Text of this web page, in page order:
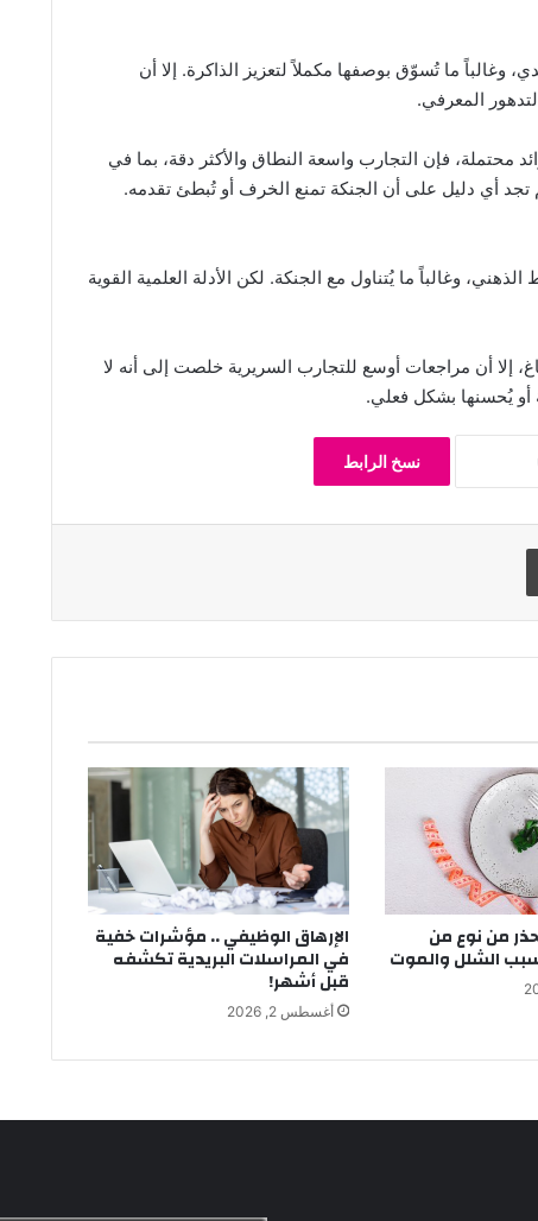
وغالباً ما تُسوّق بوصفها مكملاً لتعزيز الذاكرة. إلا أن
المعرفي.
فإن التجارب واسعة النطاق والأكثر دقة، بما في
وغالباً ما يُتناول مع الجنكة. لكن الأدلة العلمية القوية
إلا أن مراجعات أوسع للتجارب السريرية خلصت إلى أنه لا
أو يُحسنها بشكل فعلي.
نسخ الرابط
من نوع من
الشلل والموت
الإرهاق الوظيفي .. مؤشرات خفية
في المراسلات البريدية تكشفه
قبل أشهر!
أغسطس 2, 2026